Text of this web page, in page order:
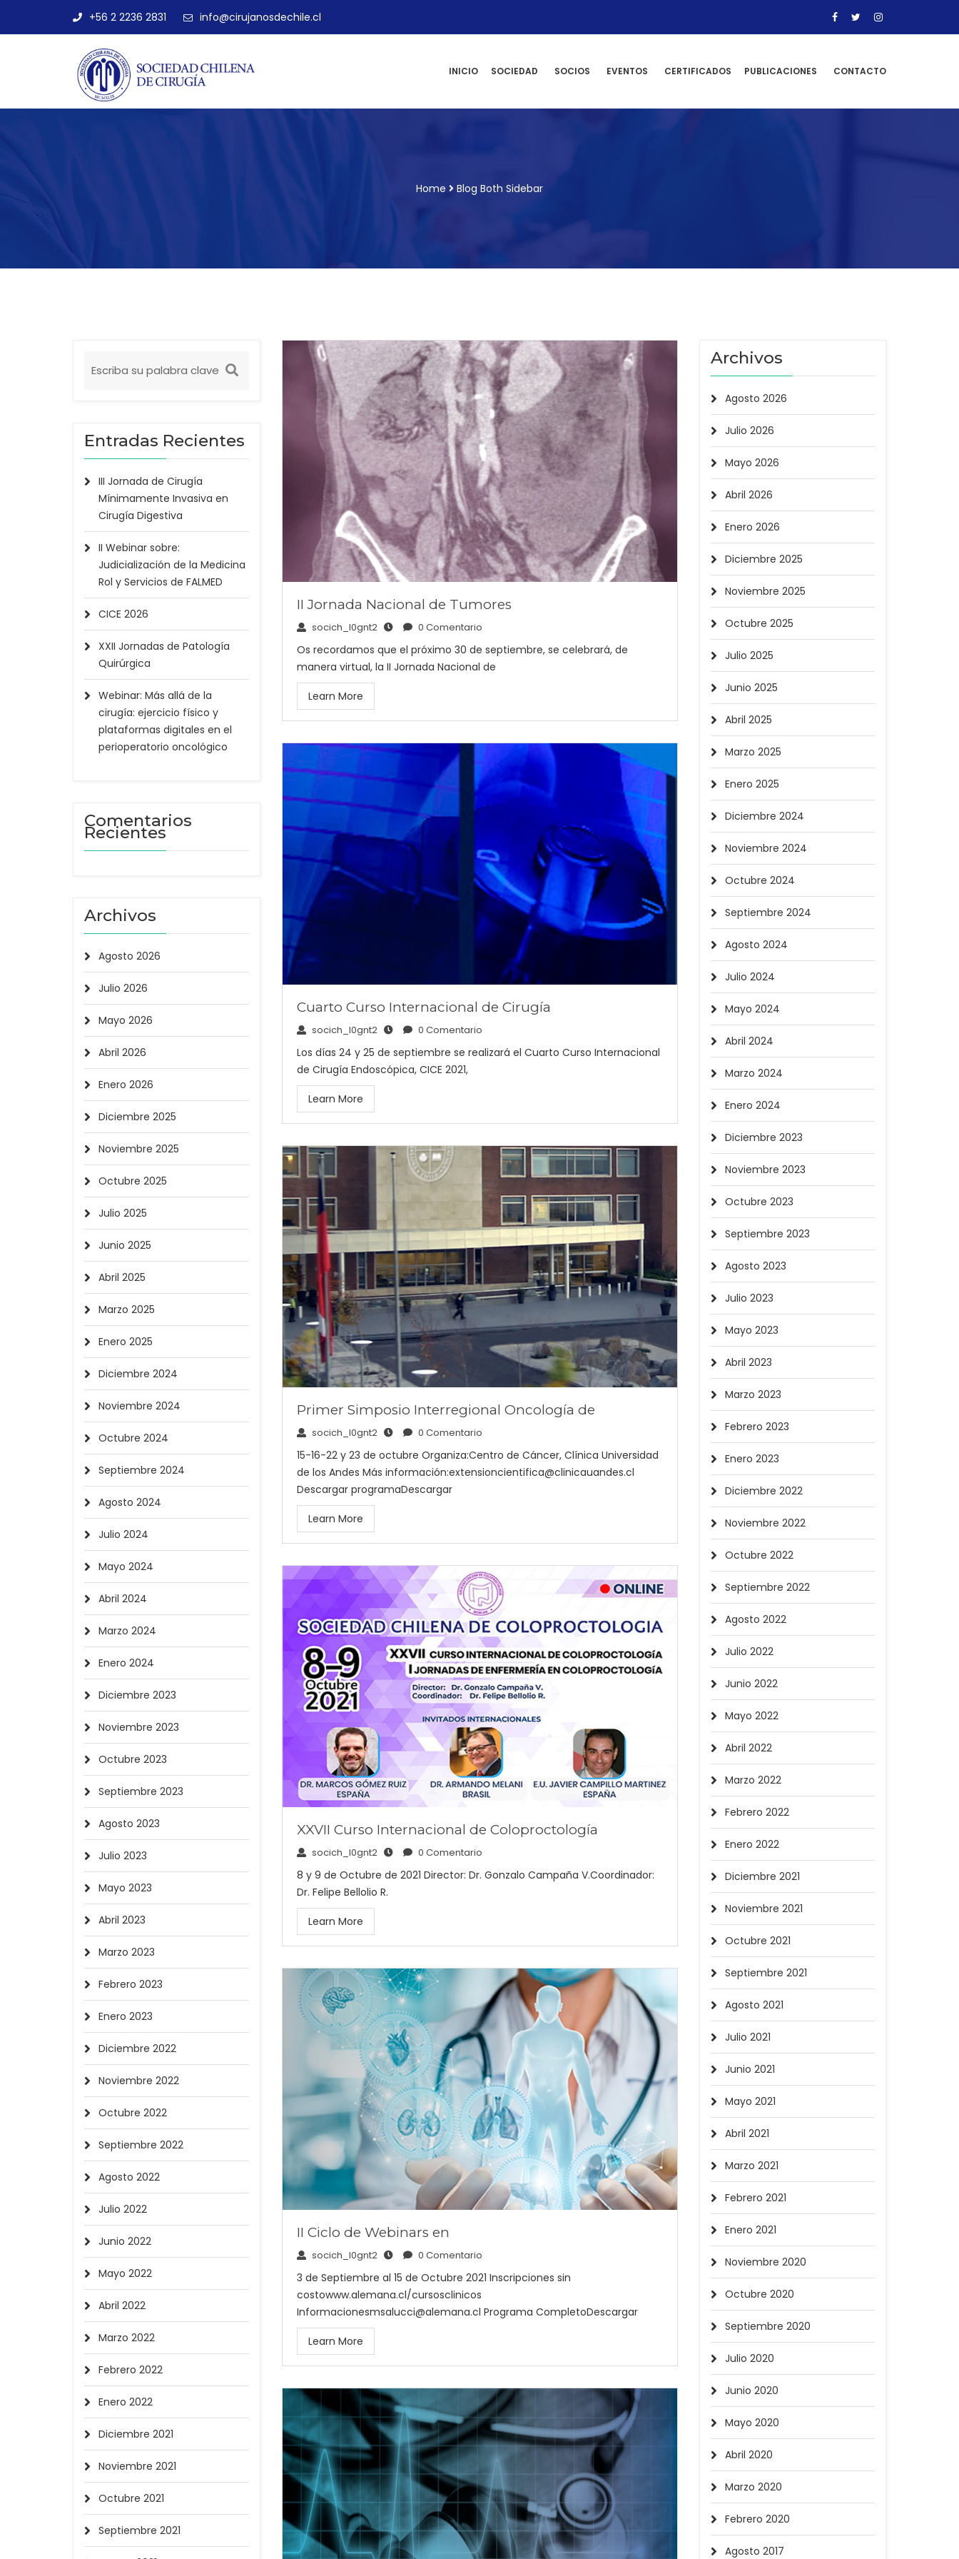
+56 2 2236 2831 info@cirujanosdechile.cl
INICIO SOCIEDAD SOCIOS EVENTOS CERTIFICADOS PUBLICACIONES CONTACTO
Home Blog Both Sidebar
Entradas Recientes
III Jornada de Cirugía
Mínimamente Invasiva en
Cirugía Digestiva
II Webinar sobre:
Judicialización de la Medicina
Rol y Servicios de FALMED
CICE 2026
XXII Jornadas de Patología
Quirúrgica
Webinar: Más allá de la
cirugía: ejercicio físico y
plataformas digitales en el
perioperatorio oncológico
Comentarios
Recientes
Archivos
Agosto 2026
Julio 2026
Mayo 2026
Abril 2026
Enero 2026
Diciembre 2025
Noviembre 2025
Octubre 2025
Julio 2025
Junio 2025
Abril 2025
Marzo 2025
Enero 2025
Diciembre 2024
Noviembre 2024
Octubre 2024
Septiembre 2024
Agosto 2024
Julio 2024
Mayo 2024
Abril 2024
Marzo 2024
Enero 2024
Diciembre 2023
Noviembre 2023
Octubre 2023
Septiembre 2023
Agosto 2023
Julio 2023
Mayo 2023
Abril 2023
Marzo 2023
Febrero 2023
Enero 2023
Diciembre 2022
Noviembre 2022
Octubre 2022
Septiembre 2022
Agosto 2022
Julio 2022
Junio 2022
Mayo 2022
Abril 2022
Marzo 2022
Febrero 2022
Enero 2022
Diciembre 2021
Noviembre 2021
Octubre 2021
Septiembre 2021
II Jornada Nacional de Tumores
socich_l0gnt2 0 Comentario
Os recordamos que el próximo 30 de septiembre, se celebrará, de
manera virtual, la II Jornada Nacional de
Learn More
Cuarto Curso Internacional de Cirugía
socich_l0gnt2 0 Comentario
Los días 24 y 25 de septiembre se realizará el Cuarto Curso Internacional
de Cirugía Endoscópica, CICE 2021,
Learn More
Primer Simposio Interregional Oncología de
socich_l0gnt2 0 Comentario
15-16-22 y 23 de octubre Organiza:Centro de Cáncer, Clínica Universidad
de los Andes Más información:extensioncientifica@clinicauandes.cl
Descargar programaDescargar
Learn More
XXVII Curso Internacional de Coloproctología
socich_l0gnt2 0 Comentario
8 y 9 de Octubre de 2021 Director: Dr. Gonzalo Campaña V.Coordinador:
Dr. Felipe Bellolio R.
Learn More
II Ciclo de Webinars en
socich_l0gnt2 0 Comentario
3 de Septiembre al 15 de Octubre 2021 Inscripciones sin
costowww.alemana.cl/cursosclinicos
Informacionesmsalucci@alemana.cl Programa CompletoDescargar
Learn More
Archivos
Agosto 2026
Julio 2026
Mayo 2026
Abril 2026
Enero 2026
Diciembre 2025
Noviembre 2025
Octubre 2025
Julio 2025
Junio 2025
Abril 2025
Marzo 2025
Enero 2025
Diciembre 2024
Noviembre 2024
Octubre 2024
Septiembre 2024
Agosto 2024
Julio 2024
Mayo 2024
Abril 2024
Marzo 2024
Enero 2024
Diciembre 2023
Noviembre 2023
Octubre 2023
Septiembre 2023
Agosto 2023
Julio 2023
Mayo 2023
Abril 2023
Marzo 2023
Febrero 2023
Enero 2023
Diciembre 2022
Noviembre 2022
Octubre 2022
Septiembre 2022
Agosto 2022
Julio 2022
Junio 2022
Mayo 2022
Abril 2022
Marzo 2022
Febrero 2022
Enero 2022
Diciembre 2021
Noviembre 2021
Octubre 2021
Septiembre 2021
Agosto 2021
Julio 2021
Junio 2021
Mayo 2021
Abril 2021
Marzo 2021
Febrero 2021
Enero 2021
Noviembre 2020
Octubre 2020
Septiembre 2020
Julio 2020
Junio 2020
Mayo 2020
Abril 2020
Marzo 2020
Febrero 2020
Agosto 2017